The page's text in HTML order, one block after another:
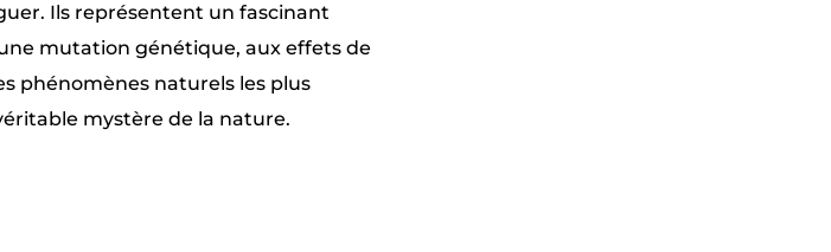
Ils représentent un fascinant
mutation génétique, aux effets de
phénomènes naturels les plus
mystère de la nature.